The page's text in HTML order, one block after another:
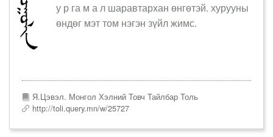
у р га м а л шаравтархан өнгөтэй. хурууны
өндөг мэт том нэгэн зүйл жимс.
Я.Цэвэл. Монгол Хэлний Товч Тайлбар Толь
http://toli.query.mn/w/25727